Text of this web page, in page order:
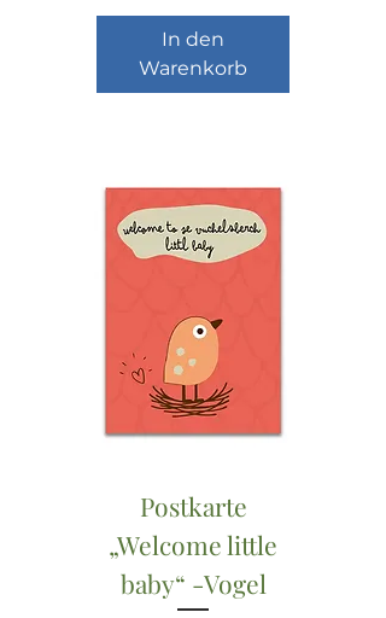
In den
Warenkorb
Postkarte
„Welcome little
baby“ -Vogel